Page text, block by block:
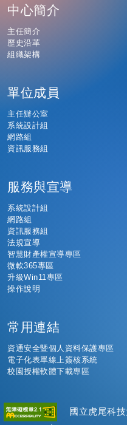
中心簡介
主任簡介
歷史沿革
組織架構
單位成員
主任辦公室
系統設計組
網路組
資訊服務組
服務與宣導
系統設計組
網路組
資訊服務組
法規宣導
智慧財產權宣導專區
微軟365專區
升級Win11專區
操作說明
常用連結
資通安全暨個人資料保護專區
電子化表單線上簽核系統
校園授權軟體下載專區
連結
國立虎尾科技